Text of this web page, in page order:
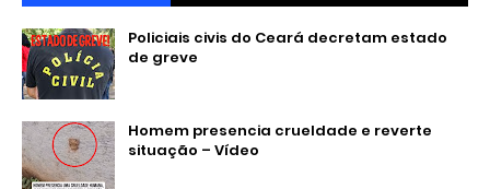
Policiais civis do Ceará decretam estado
de greve
Homem presencia crueldade e reverte
situação – Vídeo